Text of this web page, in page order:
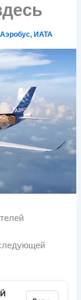
Аэробус, ИАТА